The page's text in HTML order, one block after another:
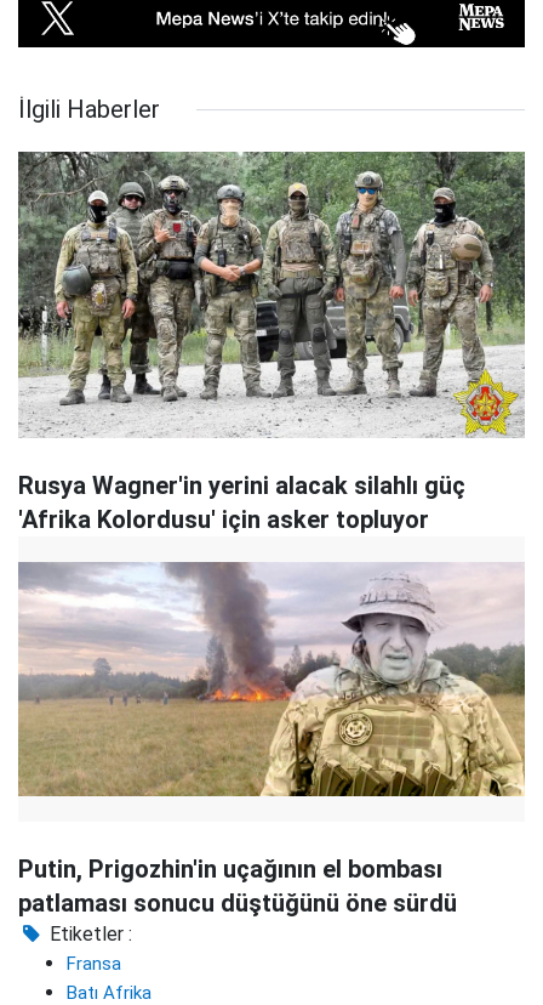
İlgili Haberler
Rusya Wagner'in yerini alacak silahlı güç
'Afrika Kolordusu' için asker topluyor
Putin, Prigozhin'in uçağının el bombası
patlaması sonucu düştüğünü öne sürdü
Etiketler :
Fransa
Batı Afrika